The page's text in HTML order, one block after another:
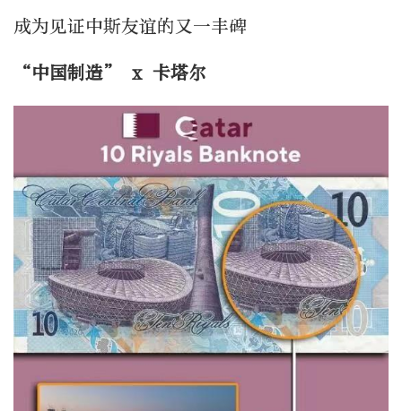
成为见证中斯友谊的又一丰碑
“中国制造” x 卡塔尔